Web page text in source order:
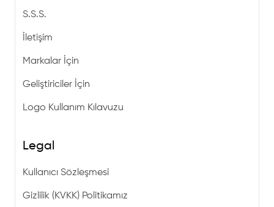
S.S.S.
İletişim
Markalar İçin
Geliştiriciler İçin
Logo Kullanım Kılavuzu
Legal
Kullanıcı Sözleşmesi
Gizlilik (KVKK) Politikamız